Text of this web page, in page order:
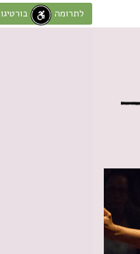
לתרומה לחוסן בורטיגו